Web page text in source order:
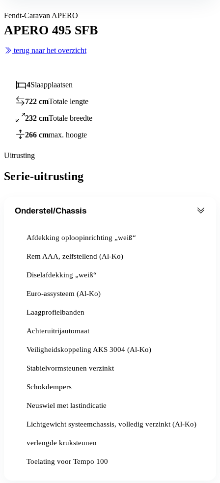
Fendt-Caravan APERO
APERO 495 SFB
terug naar het overzicht
4Slaapplaatsen
722 cmTotale lengte
232 cmTotale breedte
266 cmmax. hoogte
Uitrusting
Serie-uitrusting
Onderstel/Chassis
Afdekking oploopinrichting „weiß“
Rem AAA, zelfstellend (Al-Ko)
Diselafdekking „weiß“
Euro-assysteem (Al-Ko)
Laagprofielbanden
Achteruitrijautomaat
Veiligheidskoppeling AKS 3004 (Al-Ko)
Stabielvormsteunen verzinkt
Schokdempers
Neuswiel met lastindicatie
Lichtgewicht systeemchassis, volledig verzinkt (Al-Ko)
verlengde kruksteunen
Toelating voor Tempo 100